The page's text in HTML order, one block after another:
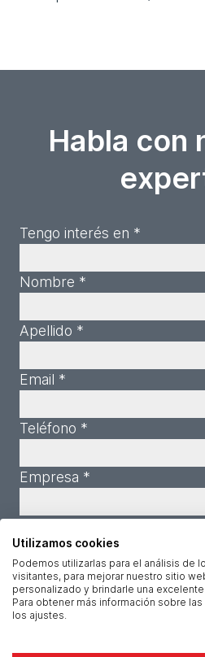
Habla con
Tengo interés en *
Nombre *
Apellido *
Email *
Teléfono *
Empresa *
Mensaje *
Utilizamos cookies
Podemos utilizarlas para el análisis de
visitantes, para mejorar nuestro sitio
personalizado y brindarle una
Para obtener más información sobre
los ajustes.